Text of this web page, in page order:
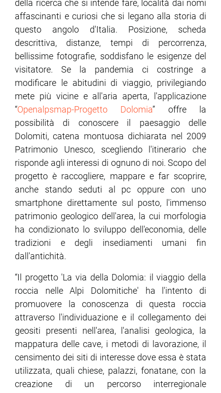
della ricerca che si intende fare, località dai nomi
affascinanti e curiosi che si legano alla storia di
questo angolo d'Italia. Posizione, scheda
descrittiva, distanze, tempi di percorrenza,
bellissime fotografie, soddisfano le esigenze del
visitatore. Se la pandemia ci costringe a
modificare le abitudini di viaggio, privilegiando
mete più vicine e all'aria aperta, l'applicazione
“Openalpsmap-Progetto Dolomia” offre la
possibilità di conoscere il paesaggio delle
Dolomiti, catena montuosa dichiarata nel 2009
Patrimonio Unesco, scegliendo l'itinerario che
risponde agli interessi di ognuno di noi. Scopo del
progetto è raccogliere, mappare e far scoprire,
anche stando seduti al pc oppure con uno
smartphone direttamente sul posto, l'immenso
patrimonio geologico dell'area, la cui morfologia
ha condizionato lo sviluppo dell'economia, delle
tradizioni e degli insediamenti umani fin
dall'antichità.
“Il progetto 'La via della Dolomia: il viaggio della
roccia nelle Alpi Dolomitiche' ha l'intento di
promuovere la conoscenza di questa roccia
attraverso l'individuazione e il collegamento dei
geositi presenti nell'area, l'analisi geologica, la
mappatura delle cave, i metodi di lavorazione, il
censimento dei siti di interesse dove essa è stata
utilizzata, quali chiese, palazzi, fonatane, con la
creazione di un percorso interregionale